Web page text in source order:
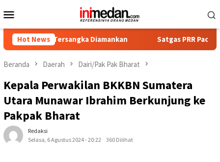
ke
Mobile
Hot News
Tersangka Diamankan Satgas PRR Pacu Realisasi
Beranda Daerah Dairi/Pak Pak Bharat
Kepala Perwakilan BKKBN Sumatera
Utara Munawar Ibrahim Berkunjung ke
Pakpak Bharat
Redaksi
Selasa, 6 Agustus 2024 - 20:22
360 Dilihat